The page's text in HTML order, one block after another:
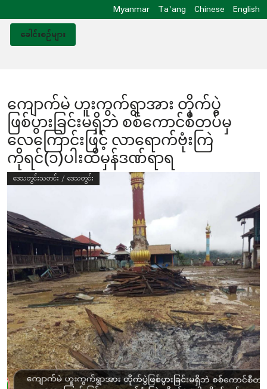
Myanmar Ta'ang Chinese
English
ခေါင်းစဥ်များ
ကျောက်မဲ ဟူးကွက်ရွာအား တိုက်ပွဲ
ဖြစ်ပွားခြင်းမရှိဘဲ စစ်ကောင်စီတပ်မှ
လေကြောင်းဖြင့် လာရောက်ဗုံးကြဲ
ကိုရင်(၁)ပါးထိမှန်ဒဏ်ရာရ
ဒေသတွင်းသတင်း / ဒေသတွင်း